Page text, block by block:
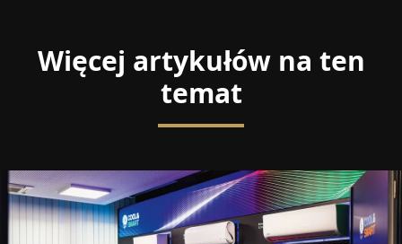
Więcej artykułów na ten
temat